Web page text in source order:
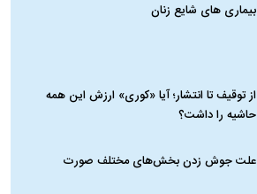
بیماری‌ های شایع زنان
از توقیف تا انتشار؛ آیا «کوری» ارزش این همه
حاشیه را داشت؟
علت جوش زدن بخش‌های مختلف صورت